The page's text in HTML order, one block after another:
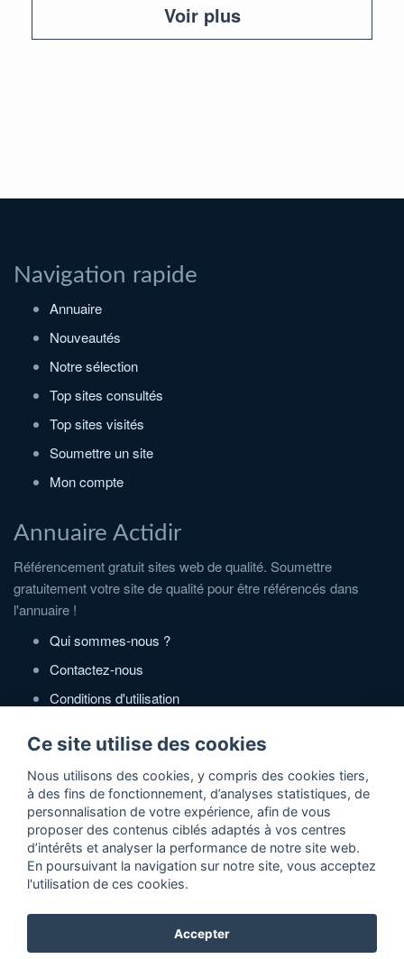
Voir plus
Navigation rapide
Annuaire
Nouveautés
Notre sélection
Top sites consultés
Top sites visités
Soumettre un site
Mon compte
Annuaire Actidir
Référencement gratuit sites web de qualité. Soumettre
gratuitement votre site de qualité pour être référencés dans
l'annuaire !
Qui sommes-nous ?
Contactez-nous
Conditions d'utilisation
Partenaires
Zone Annonces Gratuites
Locations vacances entre particuliers
Ruedesvacances
Ce site utilise des cookies
Nous utilisons des cookies, y compris des cookies tiers,
à des fins de fonctionnement, d’analyses statistiques, de
personnalisation de votre expérience, afin de vous
proposer des contenus ciblés adaptés à vos centres
d’intérêts et analyser la performance de notre site web.
En poursuivant la navigation sur notre site, vous acceptez
l'utilisation de ces cookies.
Accepter